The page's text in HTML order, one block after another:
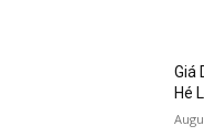
Giá
Hé